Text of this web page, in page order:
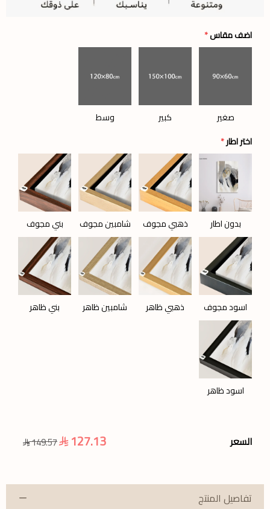
اضف مقاس*
صغير كبير
وسط
اختر اطار*
بدون اطار ذهبي مجوف شامبين مجوف بني مجوف
اسود مجوف ذهبي ظاهر شامبين ظاهر بني ظاهر
اسود ظاهر
السعر 127.13
149.57
تفاصيل المنتج